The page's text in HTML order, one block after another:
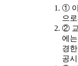
① 이
으
② 교
에
경
공